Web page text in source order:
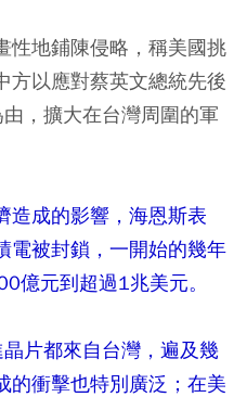
性地鋪陳侵略，稱美國挑
方以應對蔡英文總統先後
，擴大在台灣周圍的軍
造成的影響，海恩斯表
電被封鎖，一開始的幾年
億元到超過1兆美元。
片都來自台灣，遍及幾
的衝擊也特別廣泛；在美